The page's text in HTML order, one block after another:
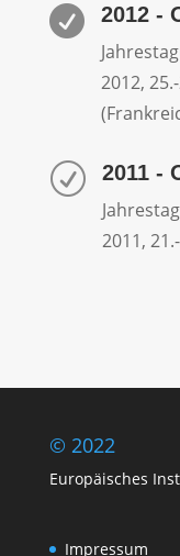

2012 -
2012,
R
2011 -
2011,
© 2022
Europäisches
Impressum